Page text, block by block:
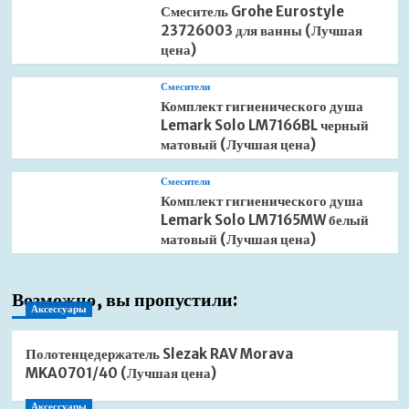
Смеситель Grohe Eurostyle
23726003 для ванны (Лучшая
цена)
Смесители
Комплект гигиенического душа
Lemark Solo LM7166BL черный
матовый (Лучшая цена)
Смесители
Комплект гигиенического душа
Lemark Solo LM7165MW белый
матовый (Лучшая цена)
Возможно, вы пропустили:
Аксессуары
Полотенцедержатель Slezak RAV Morava
MKA0701/40 (Лучшая цена)
Аксессуары